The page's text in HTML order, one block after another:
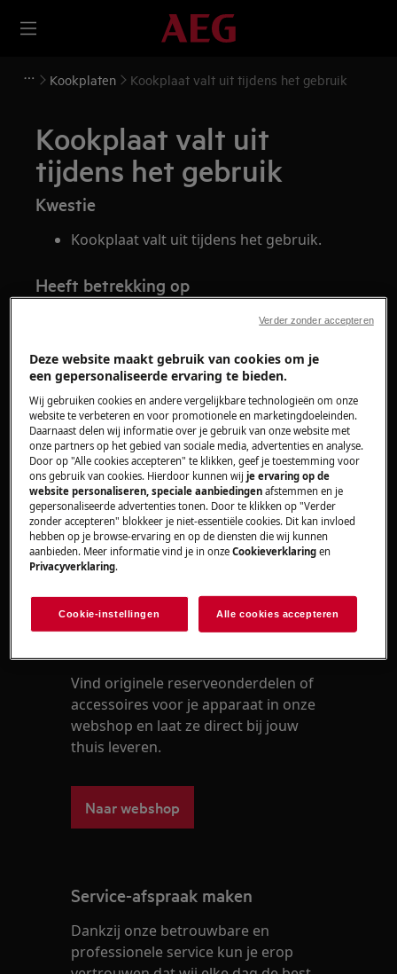
Kookplaten Kookplaat valt uit tijdens het gebruik
Kookplaat valt uit
tijdens het gebruik
Kwestie
Kookplaat valt uit tijdens het gebruik.
Heeft betrekking op
Oplossing
Neem contact op met onze servicedienst
voor een afspraak.
Wanneer de bovenstaande suggesties het
probleem niet hebben opgelost, adviseren wij
een bezoek van een technicus aan te vragen.
Was dit artikel nuttig?
Vind originele reserveonderdelen of
accessoires voor je apparaat in onze
webshop en laat ze direct bij jouw
thuis leveren.
Naar webshop
Service-afspraak maken
Dankzij onze betrouwbare en
professionele service kun je erop
Deze website maakt gebruik van cookies om je
een gepersonaliseerde ervaring te bieden.
Wij gebruiken cookies en andere vergelijkbare technologieën om onze
website te verbeteren en voor promotionele en marketingdoeleinden.
Daarnaast delen wij informatie over je gebruik van onze website met
onze partners op het gebied van sociale media, advertenties en analyse.
Door op "Alle cookies accepteren" te klikken, geef je toestemming voor
ons gebruik van cookies. Hierdoor kunnen wijje ervaring op de
website personaliseren, speciale aanbiedingen afstemmen en je
gepersonaliseerde advertenties tonen. Door te klikken op "Verder
zonder accepteren" blokkeer je niet-essentiële cookies. Dit kan invloed
hebben op je browse-ervaring en op de diensten die wij kunnen
aanbieden. Meer informatie vind je in onzeCookieverklaring en
Privacyverklaring.
Cookie-instellingen Alle cookies accepteren
Verder zonder accepteren